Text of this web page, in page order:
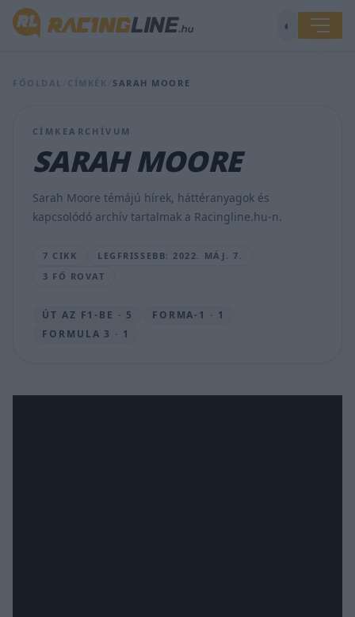
◐
FŐOLDAL CÍMKÉK SARAH MOORE
CÍMKEARCHÍVUM
SARAH MOORE
Sarah Moore témájú hírek, háttéranyagok és
kapcsolódó archív tartalmak a Racingline.hu-n.
7 CIKK
LEGFRISSEBB: 2022. MÁJ. 7.
3 FŐ ROVAT
ÚT AZ F1-BE · 5
FORMA-1 · 1
FORMULA 3 · 1
indul
a
W
harmadik
szezonja,
TAJTHI
MÁJ.